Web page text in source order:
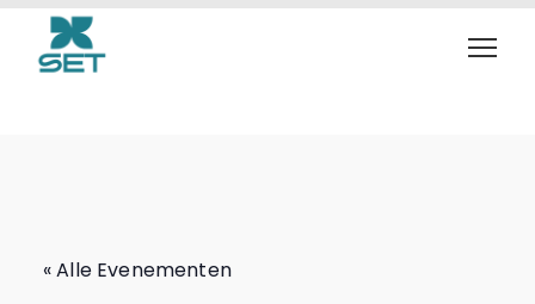
Textiel Cafe
« Alle Evenementen